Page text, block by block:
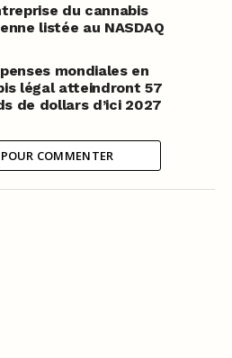
du cannabis
listée au NASDAQ
mondiales en
légal atteindront 57
de dollars d’ici 2027
COMMENTER